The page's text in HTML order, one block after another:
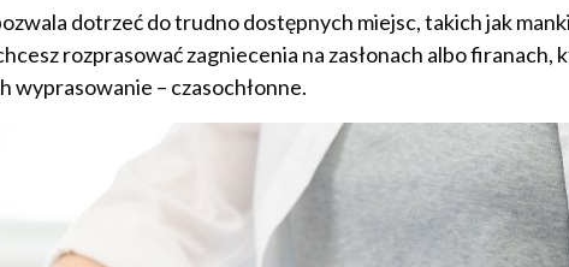
dotrzeć do trudno dostępnych miejsc, takich jak
rozprasować zagniecenia na zasłonach albo firanach,
wyprasowanie – czasochłonne.